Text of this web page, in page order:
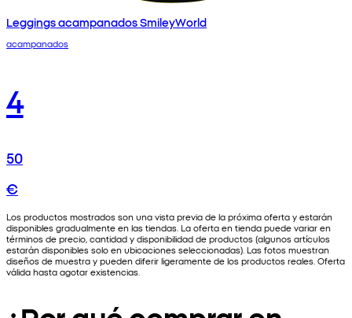
Leggings acampanados SmileyWorld
acampanados
4
50
€
Los productos mostrados son una vista previa de la próxima oferta y estarán
disponibles gradualmente en las tiendas. La oferta en tienda puede variar en
términos de precio, cantidad y disponibilidad de productos (algunos artículos
estarán disponibles solo en ubicaciones seleccionadas). Las fotos muestran
diseños de muestra y pueden diferir ligeramente de los productos reales. Oferta
válida hasta agotar existencias.